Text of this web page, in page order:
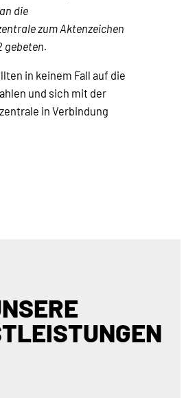
die
zum Aktenzeichen
gebeten.
in keinem Fall auf die
und sich mit der
in Verbindung